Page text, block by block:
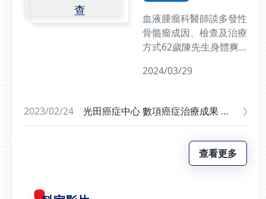
慢性白血病。藝人血癌引
發關注 急性、慢性白血
病差異一次看近期藝人傅
子純與沈玉琳接連傳出與
血癌相關消息，引發社會
可分為急性與慢性兩大類
貧血、反覆感染、不明瘀
青或出血等症狀；慢性白
血液腫瘤科醫師談多發性
骨髓瘤成因、檢查及治療
方式62歲陳先生身體爽
累，走路大腿關節好像怪
診至血液腫瘤科門診，完
成一系列檢查後，發現蝕
白蛋白和過高的免疫球蛋
白等，再經骨髓穿刺檢查
2024/03/29
2023/02/24
光田癌症中心 數項癌症治療成果 存
查看更多